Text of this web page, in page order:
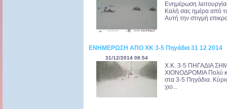
Ενημέρωση
Καλή σας ημέρα από
Αυτή την στιγμή
ΕΝΗΜΕΡΩΣΗ ΑΠΟ ΧΚ 3-5 Πηγάδια 31 12 2014
31/12/2014 08:54
Χ.Κ. 3-5 ΠΗΓΑΔΙΑ
ΧΙΟΝΟΔΡΟΜΙΑ Πολύ
στα 3-5 Πηγάδια.
χιο...